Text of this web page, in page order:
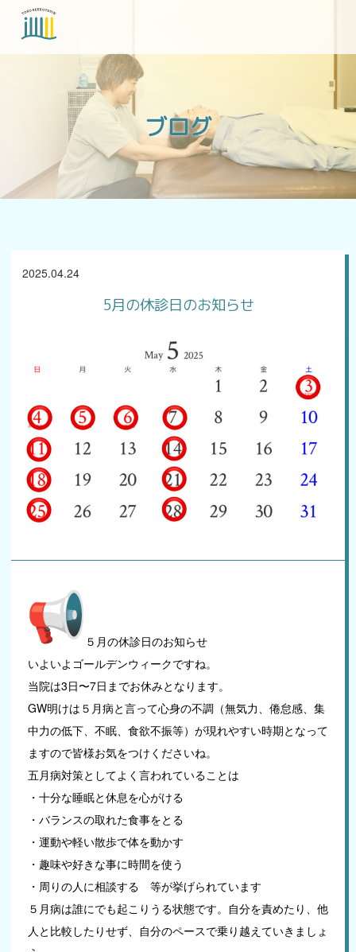
当院について
各種症状
アクセス
ご予約はこちら
ブログ
2025.04.24
5月の休診日のお知らせ
５月の休診日のお知らせ
いよいよゴールデンウィークですね。
当院は3日〜7日までお休みとなります。
GW明けは５月病と言って心身の不調（無気力、倦怠感、集
中力の低下、不眠、食欲不振等）が現れやすい時期となって
ますので皆様お気をつけくださいね。
五月病対策としてよく言われていることは
・十分な睡眠と休息を心がける
・バランスの取れた食事をとる
・運動や軽い散歩で体を動かす
・趣味や好きな事に時間を使う
・周りの人に相談する 等が挙げられています
５月病は誰にでも起こりうる状態です。自分を責めたり、他
人と比較したりせず、自分のペースで乗り越えていきましょ